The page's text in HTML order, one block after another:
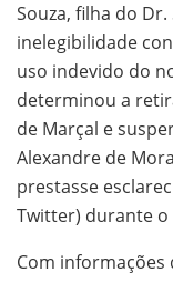
Souza, filha do
inelegibilidade
uso indevido do
determinou a
de Marçal e
Alexandre de
prestasse
Twitter) durante
Com informações